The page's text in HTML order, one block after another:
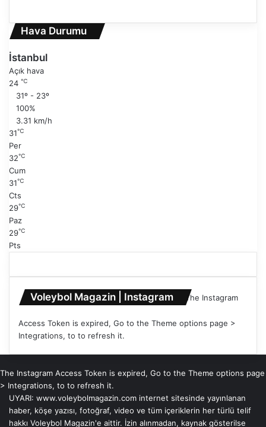
e
k
i
a
y
f
a
n
r
a
i
s
a
y
f
Hava Durumu
İstanbul
Açık hava
24 ℃
31º - 23º
100%
3.31 km/h
31℃
Per
32℃
Cum
31℃
Cts
29℃
Paz
29℃
Pts
Voleybol Magazin | Instagram The Instagram
Access Token is expired, Go to the Theme options page >
Integrations, to to refresh it.
The Instagram Access Token is expired, Go to the Theme options page
> Integrations, to to refresh it.
UYARI: www.voleybolmagazin.com internet sitesinde yayınlanan
haber, köşe yazısı, fotoğraf, video ve tüm içeriklerin her türlü telif
hakkı Voleybol Magazin'e aittir. İzin alınmadan, kaynak gösterilse